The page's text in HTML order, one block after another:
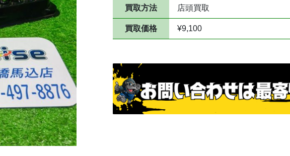
買取方法 店頭買取
買取価格 ¥9,100